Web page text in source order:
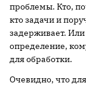
проблемы. Кто,
кто задачи и
задерживает. Или
определение,
для обработки.
Очевидно, что